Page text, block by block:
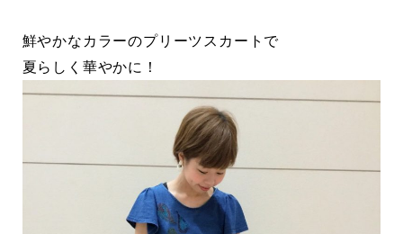
鮮やかなカラーのプリーツスカートで
夏らしく華やかに！